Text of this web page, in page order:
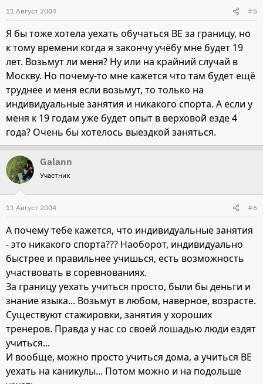
11 Август 2004 #5
Я бы тоже хотела уехать обучаться ВЕ за границу, но
к тому времени когда я закончу учёбу мне будет 19
лет. Возьмут ли меня? Ну или на крайний случай в
Москву. Но почему-то мне кажется что там будет ещё
труднее и меня если возьмут, то только на
индивидуальные занятия и никакого спорта. А если у
меня к 19 годам уже будет опыт в верховой езде 4
года? Очень бы хотелось выездкой заняться.
Galann
Участник
11 Август 2004 #6
А почему тебе кажется, что индивидуальные занятия
- это никакого спорта??? Наоборот, индивидуально
быстрее и правильнее учишься, есть возможность
участвовать в соревнованиях.
За границу уехать учиться просто, были бы деньги и
знание языка... Возьмут в любом, наверное, возрасте.
Существуют стажировки, занятия у хороших
тренеров. Правда у нас со своей лошадью люди ездят
учиться...
И вообще, можно просто учиться дома, а учиться ВЕ
уехать на каникулы... Потом можно и на подольше